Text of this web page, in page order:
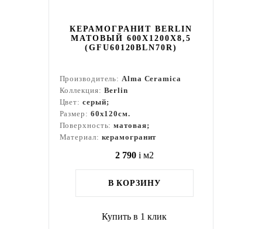
КЕРАМОГРАНИТ BERLIN
МАТОВЫЙ 600X1200X8,5
(GFU60120BLN70R)
Производитель:Alma Ceramica
Коллекция: Berlin
Цвет: серый;
Размер: 60x120см.
Поверхность:матовая;
Материал: керамогранит
2 790 i м2
В КОРЗИНУ
Купить в 1 клик